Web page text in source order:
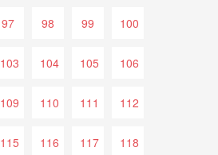
97 98 99 100
103 104 105 106
109 110 111 112
115 116 117 118